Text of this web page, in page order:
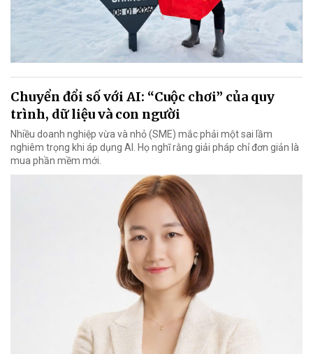
Chuyển đổi số với AI: “Cuộc chơi” của quy
trình, dữ liệu và con người
Nhiều doanh nghiệp vừa và nhỏ (SME) mắc phải một sai lầm
nghiêm trọng khi áp dụng AI. Họ nghĩ rằng giải pháp chỉ đơn giản là
mua phần mềm mới.